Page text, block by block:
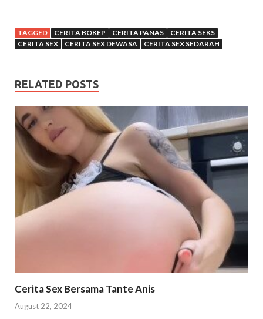
TAGGED CERITA BOKEP CERITA PANAS
CERITA SEKS
CERITA SEX
CERITA SEX DEWASA CERITA SEX SEDARAH
RELATED POSTS
Cerita Sex Bersama Tante Anis
August 22, 2024